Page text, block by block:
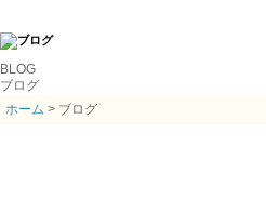
BLOG
ブログ
ホーム > ブログ